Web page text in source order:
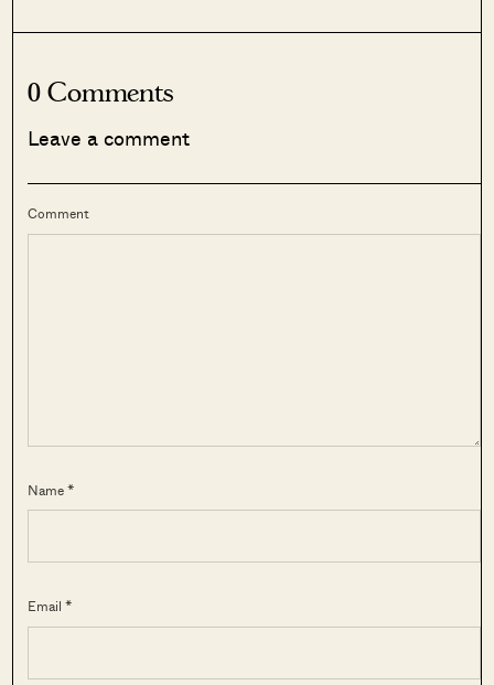
0 Comments
Leave a comment
Comment
Name *
Email *